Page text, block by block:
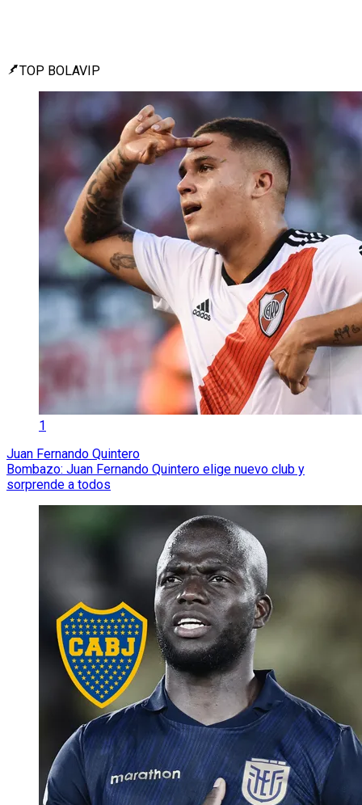
TOP BOLAVIP
1
Juan Fernando Quintero
Bombazo: Juan Fernando Quintero elige nuevo club y
sorprende a todos